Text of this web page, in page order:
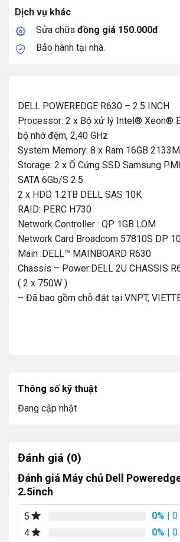
Dịch vụ khác
Sửa chữa đồng giá 150.000đ
Bảo hành tại nhà.
DELL POWEREDGE R630 – 2.5 INCH
Processor: 2 x Bộ xử lý Intel® Xeon®
bộ nhớ đệm, 2,40 GHz
System Memory: 8 x Ram 16GB
Storage: 2 x Ổ Cứng SSD Samsung
SATA 6Gb/S 2.5
2 x HDD 1.2TB DELL SAS 10K
RAID: PERC H730
Network Controller : QP 1GB LOM
Network Card Broadcom 57810S DP
Main :DELL™ MAINBOARD R630
Chassis – Power:DELL 2U CHASSIS
( 2 x 750W )
– Đã bao gồm chỗ đặt tại VNPT,
Thông số kỹ thuật
Đang cập nhật
Đánh giá (0)
Đánh giá Máy chủ Dell
2.5inch
5 0% | 0
4
0% | 0